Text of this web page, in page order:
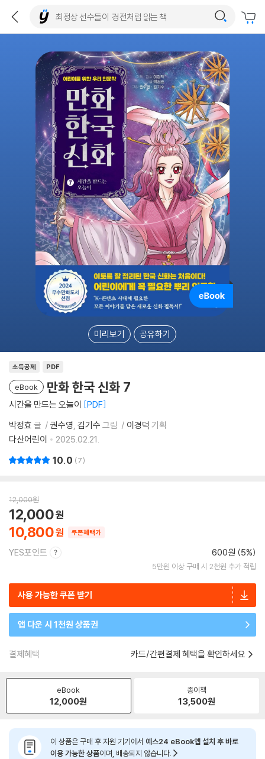
미리보기 공유하기
소득공제 PDF
eBook 만화 한국 신화 7
시간을 만드는 오늘이 PDF
박정효 글 권수영 김기수 그림 이경덕 기획
다산어린이
2025.02.21.
10.0 7
12,000원
10,800
12,000
쿠폰혜택가
YES포인트 600원 (5%)
5만원 이상 구매 시 2천원 추가 적립
사용 가능한 쿠폰 받기
앱 다운 시 1천원 상품권
결제혜택 카드/간편결제 혜택을 확인하세요
eBook
12,000원
종이책
13,500원
이 상품은 구매 후 지원 기기에서 예스24 eBook앱 설치 후 바로
이용 가능한 상품이며, 배송되지 않습니다.